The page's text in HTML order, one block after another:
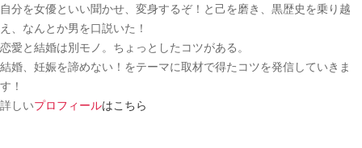
自分を女優といい聞かせ、変身するぞ！と己を磨き、黒歴史を乗り越
え、なんとか男を口説いた！
恋愛と結婚は別モノ。ちょっとしたコツがある。
結婚、妊娠を諦めない！をテーマに取材で得たコツを発信していきま
す！
詳しいプロフィールはこちら